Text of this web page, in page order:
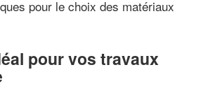
pour le choix des matériaux
pour vos travaux